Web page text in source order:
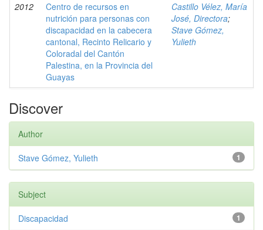
2012
Centro de recursos en
nutrición para personas con
discapacidad en la cabecera
cantonal, Recinto Relicario y
Coloradal del Cantón
Palestina, en la Provincia del
Guayas
Castillo Vélez, María
José, Directora;
Stave Gómez,
Yulieth
Discover
Author
1
Stave Gómez, Yulieth
Subject
1
Discapacidad